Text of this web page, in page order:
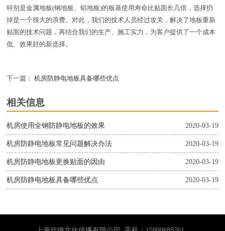
特别是金属地板(钢地板、铝地板)的板基使用寿命比贴面长几倍，选择扔
掉是一个很大的浪费。对此，我们的技术人员经过攻关，解决了地板重新
贴面的技术问题，再结合我们的生产、施工实力，为客户提供了一个成本
低、效果好的新选择。
下一篇： 机房防静电地板具备哪些优点
相关信息
2020-03-19
机房使用全钢防静电地板的效果
2020-03-19
机房防静电地板常见问题解决办法
2020-03-19
机房防静电地板更换贴面的因由
2020-03-19
机房防静电地板具备哪些优点